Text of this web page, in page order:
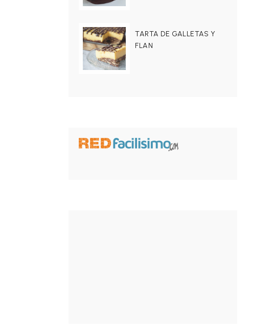
TARTA DE GALLETAS Y
FLAN